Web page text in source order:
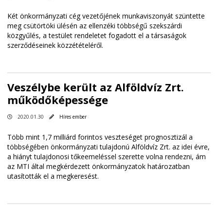
Két önkormányzati cég vezetőjének munkaviszonyát szüntette
meg csütörtöki ülésén az ellenzéki többségű szekszárdi
közgyűlés, a testület rendeletet fogadott el a társaságok
szerződéseinek közzétételéről.
Veszélybe került az Alföldvíz Zrt.
működőképessége
2020.01.30 Híres ember
Több mint 1,7 milliárd forintos veszteséget prognosztizál a
többségében önkormányzati tulajdonú Alföldvíz Zrt. az idei évre,
a hiányt tulajdonosi tőkeemeléssel szerette volna rendezni, ám
az MTI által megkérdezett önkormányzatok határozatban
utasították el a megkeresést.